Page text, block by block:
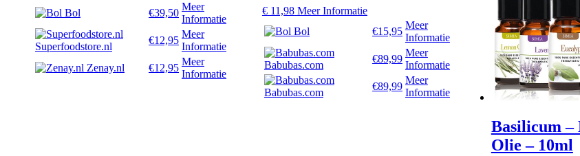
Bol
€39,50
Meer
Informatie
Superfoodstore.nl
€12,95
Meer
Informatie
Zenay.nl
€12,95
Meer
Informatie
€11,98 Meer Informatie
Bol
€15,95
Meer
Informatie
Babubas.com
€89,99
Meer
Informatie
Babubas.com
€89,99
Meer
Informatie
Basilicum –
Olie – 10ml